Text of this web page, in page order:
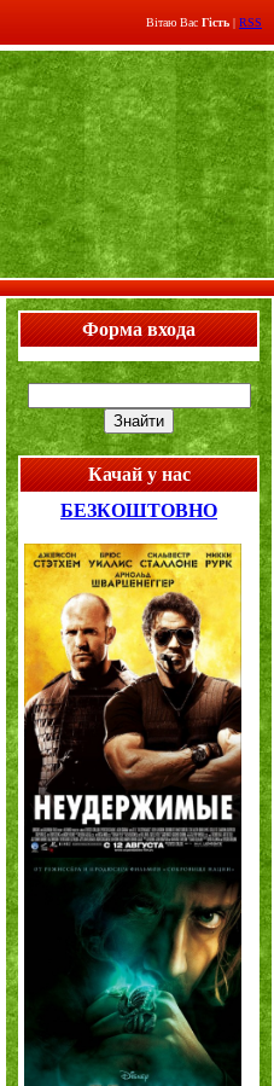
Вітаю Вас Гість | RSS
Форма входа
Качай у нас
БЕЗКОШТОВНО